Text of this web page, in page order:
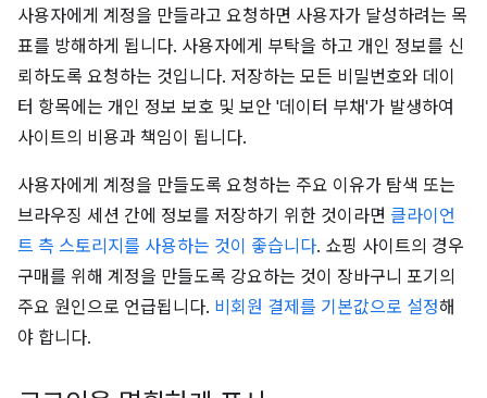
사용자에게 계정을 만들라고 요청하면 사용자가 달성하려는 목
표를 방해하게 됩니다. 사용자에게 부탁을 하고 개인 정보를 신
뢰하도록 요청하는 것입니다. 저장하는 모든 비밀번호와 데이
터 항목에는 개인 정보 보호 및 보안 '데이터 부채'가 발생하여
사이트의 비용과 책임이 됩니다.
사용자에게 계정을 만들도록 요청하는 주요 이유가 탐색 또는
브라우징 세션 간에 정보를 저장하기 위한 것이라면 클라이언
트 측 스토리지를 사용하는 것이 좋습니다. 쇼핑 사이트의 경우
구매를 위해 계정을 만들도록 강요하는 것이 장바구니 포기의
주요 원인으로 언급됩니다. 비회원 결제를 기본값으로 설정해
야 합니다.